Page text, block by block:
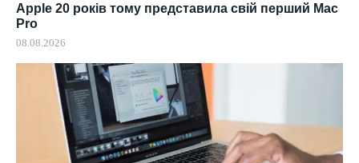
Apple 20 років тому представила свій перший Mac
Pro
08.08.2026